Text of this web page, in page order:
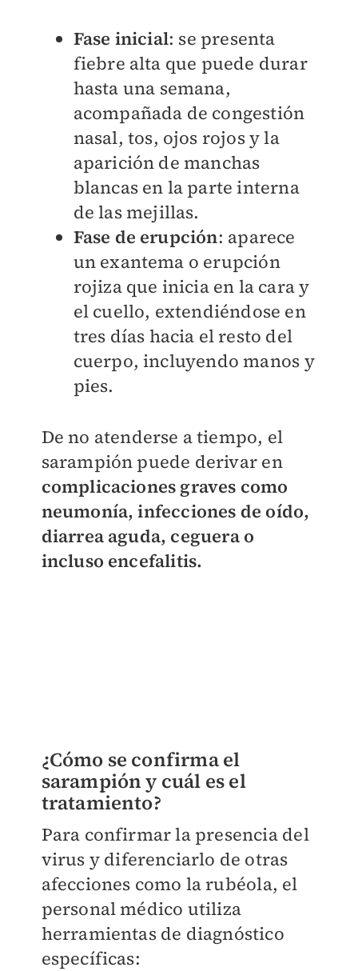
Fase inicial: se presenta
fiebre alta que puede durar
hasta una semana,
acompañada de congestión
nasal, tos, ojos rojos y la
aparición de manchas
blancas en la parte interna
de las mejillas.
Fase de erupción: aparece
un exantema o erupción
rojiza que inicia en la cara y
el cuello, extendiéndose en
tres días hacia el resto del
cuerpo, incluyendo manos y
pies.
De no atenderse a tiempo, el
sarampión puede derivar en
complicaciones graves como
neumonía, infecciones de oído,
diarrea aguda, ceguera o
incluso encefalitis.
¿Cómo se confirma el
sarampión y cuál es el
tratamiento?
Para confirmar la presencia del
virus y diferenciarlo de otras
afecciones como la rubéola, el
personal médico utiliza
herramientas de diagnóstico
específicas: